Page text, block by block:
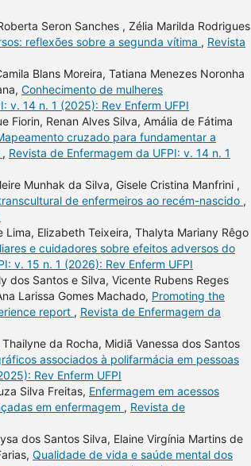
Seron Sanches , Zélia Marilda Rodrigues
reflexões sobre a segunda vítima , Revista
Blans Moreira, Tatiana Menezes Noronha
Conhecimento de mulheres
v. 14 n. 1 (2025): Rev Enferm UFPI
Fiorin, Renan Alves Silva, Amália de Fátima
cruzado para fundamentar a
, Revista de Enfermagem da UFPI: v. 14 n. 1
Munhak da Silva, Gisele Cristina Manfrini ,
de enfermeiros ao recém-nascido ,
Lima, Elizabeth Teixeira, Thalyta Mariany Rêgo
e cuidadores sobre efeitos adversos do
v. 15 n. 1 (2026): Rev Enferm UFPI
dos Santos e Silva, Vicente Rubens Reges
Larissa Gomes Machado, Promoting the
report , Revista de Enfermagem da
da Rocha, Midiã Vanessa dos Santos
associados à polifarmácia em pessoas
Rev Enferm UFPI
Silva Freitas, Enfermagem em acessos
em enfermagem , Revista de
dos Santos Silva, Elaine Virgínia Martins de
Qualidade de vida e saúde mental dos